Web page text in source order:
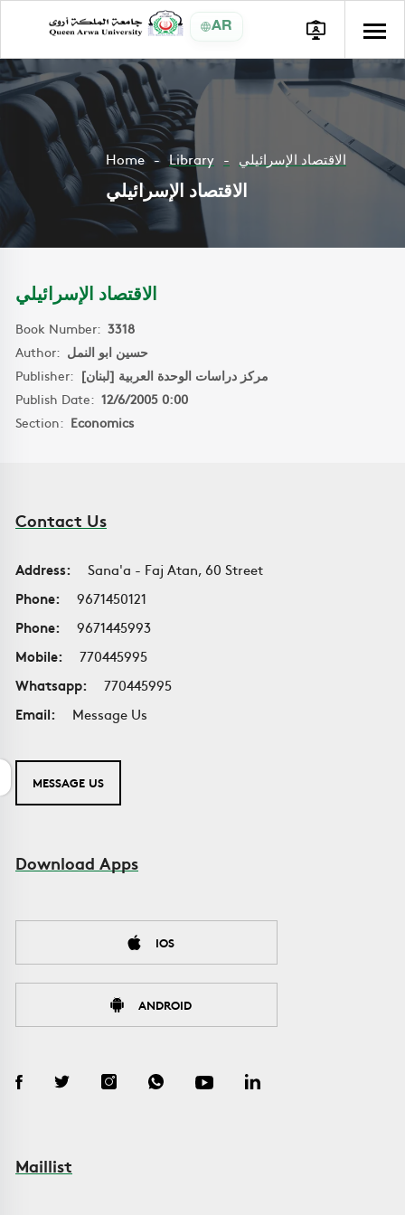
AR
Home Library الاقتصاد الإسرائيلي
الاقتصاد الإسرائيلي
الاقتصاد الإسرائيلي
Book Number: 3318
Author: حسين ابو النمل
Publisher: مركز دراسات الوحدة العربية [لبنان]
Publish Date: 12/6/2005 0:00
Section: Economics
Contact Us
Address:
Sana'a - Faj Atan, 60 Street
Phone:
9671450121
Phone:
9671445993
Mobile:
770445995
Whatsapp:
770445995
Email:
Message Us
MESSAGE US
Download Apps
IOS
ANDROID
Maillist